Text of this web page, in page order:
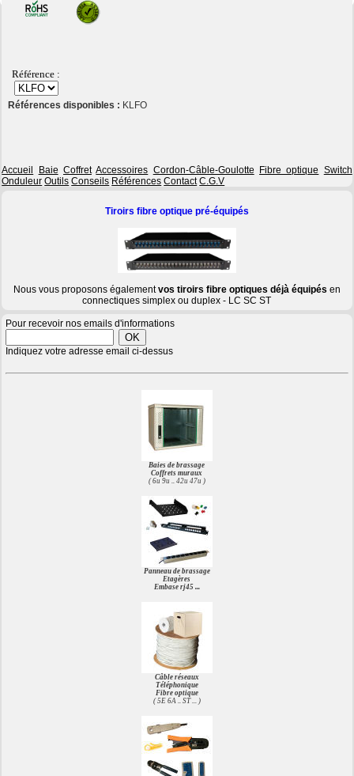
Référence :
Références disponibles : KLFO
Accueil Baie Coffret Accessoires Cordon-Câble-Goulotte Fibre optique Switch
Onduleur Outils Conseils Références Contact C.G.V
Tiroirs fibre optique pré-équipés
Nous vous proposons égalementvos tiroirs fibre optiques déjà équipés en
connectiques simplex ou duplex - LC SC ST
Pour recevoir nos emails d'informations
Indiquez votre adresse email ci-dessus
Baies de brassage
Coffrets muraux
( 6u 9u .. 42u 47u )
Panneau de brassage
Etagères
Embase rj45 ...
Câble réseaux
Téléphonique
Fibre optique
( 5E 6A .. ST ... )